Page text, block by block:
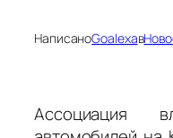
НаписаноGoalexaв
Ассоциация